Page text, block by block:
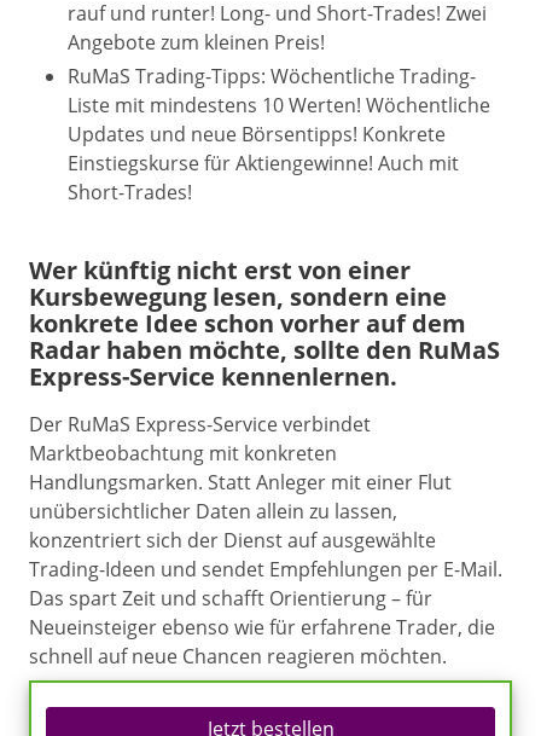
rauf und runter! Long- und Short-Trades! Zwei
Angebote zum kleinen Preis!
RuMaS Trading-Tipps: Wöchentliche Trading-
Liste mit mindestens 10 Werten! Wöchentliche
Updates und neue Börsentipps! Konkrete
Einstiegskurse für Aktiengewinne! Auch mit
Short-Trades!
Wer künftig nicht erst von einer
Kursbewegung lesen, sondern eine
konkrete Idee schon vorher auf dem
Radar haben möchte, sollte den RuMaS
Express-Service kennenlernen.
Der RuMaS Express-Service verbindet
Marktbeobachtung mit konkreten
Handlungsmarken. Statt Anleger mit einer Flut
unübersichtlicher Daten allein zu lassen,
konzentriert sich der Dienst auf ausgewählte
Trading-Ideen und sendet Empfehlungen per E-Mail.
Das spart Zeit und schafft Orientierung – für
Neueinsteiger ebenso wie für erfahrene Trader, die
schnell auf neue Chancen reagieren möchten.
Jetzt bestellen